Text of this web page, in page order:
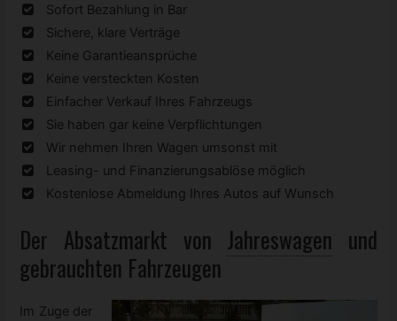
Sofort Bezahlung in Bar
Sichere, klare Verträge
Keine Garantieansprüche
Keine versteckten Kosten
Einfacher Verkauf Ihres Fahrzeugs
Sie haben gar keine Verpflichtungen
Wir nehmen Ihren Wagen umsonst mit
Leasing- und Finanzierungsablöse möglich
Kostenlose Abmeldung Ihres Autos auf Wunsch
Der Absatzmarkt von Jahreswagen und
gebrauchten Fahrzeugen
Im Zuge der